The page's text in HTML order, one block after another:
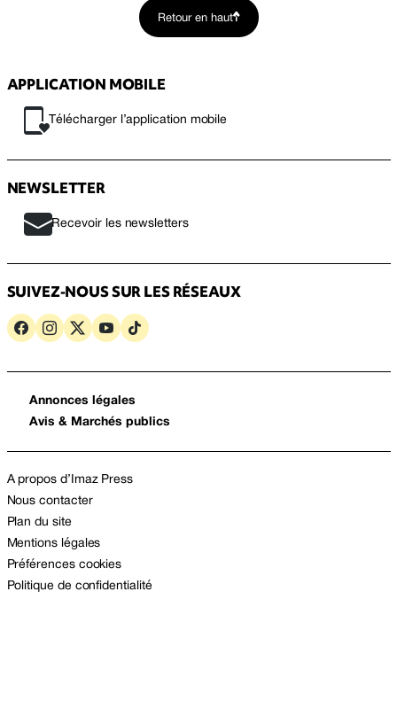
Retour en haut
APPLICATION MOBILE
Télécharger l’application mobile
NEWSLETTER
Recevoir les newsletters
SUIVEZ-NOUS SUR LES RÉSEAUX
Annonces légales
Avis & Marchés publics
A propos d’Imaz Press
Nous contacter
Plan du site
Mentions légales
Préférences cookies
Politique de confidentialité